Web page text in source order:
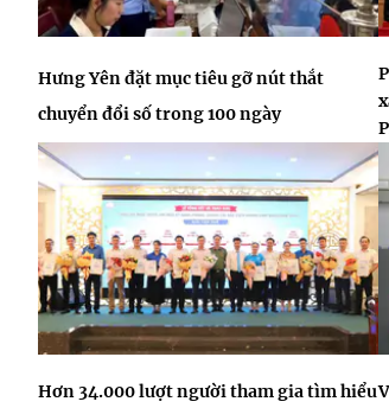
Hưng Yên đặt mục tiêu gỡ nút thắt
chuyển đổi số trong 100 ngày
Hơn 34.000 lượt người tham gia tìm hiểu